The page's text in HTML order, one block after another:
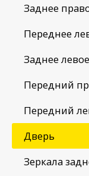
Заднее
Переднее
Заднее
Передний
Передний
Дверь
Зеркала